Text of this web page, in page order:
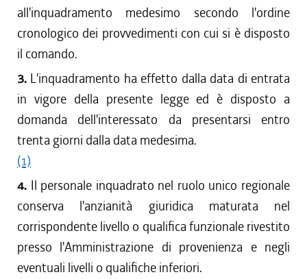
all'inquadramento medesimo secondo l'ordine
cronologico dei provvedimenti con cui si è disposto
il comando.
3. L'inquadramento ha effetto dalla data di entrata
in vigore della presente legge ed è disposto a
domanda dell'interessato da presentarsi entro
trenta giorni dalla data medesima.
(1)
4. Il personale inquadrato nel ruolo unico regionale
conserva l'anzianità giuridica maturata nel
corrispondente livello o qualifica funzionale rivestito
presso l'Amministrazione di provenienza e negli
eventuali livelli o qualifiche inferiori.